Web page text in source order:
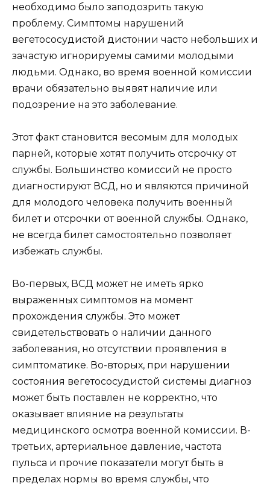
необходимо было заподозрить такую
проблему. Симптомы нарушений
вегетососудистой дистонии часто небольших и
зачастую игнорируемы самими молодыми
людьми. Однако, во время военной комиссии
врачи обязательно выявят наличие или
подозрение на это заболевание.
Этот факт становится весомым для молодых
парней, которые хотят получить отсрочку от
службы. Большинство комиссий не просто
диагностируют ВСД, но и являются причиной
для молодого человека получить военный
билет и отсрочки от военной службы. Однако,
не всегда билет самостоятельно позволяет
избежать службы.
Во-первых, ВСД может не иметь ярко
выраженных симптомов на момент
прохождения службы. Это может
свидетельствовать о наличии данного
заболевания, но отсутствии проявления в
симптоматике. Во-вторых, при нарушении
состояния вегетососудистой системы диагноз
может быть поставлен не корректно, что
оказывает влияние на результаты
медицинского осмотра военной комиссии. В-
третьих, артериальное давление, частота
пульса и прочие показатели могут быть в
пределах нормы во время службы, что